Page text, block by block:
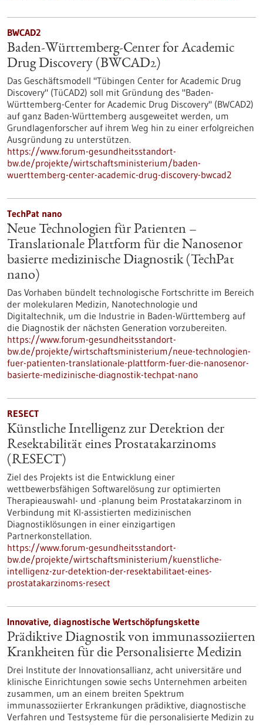
BWCAD2
Baden-Württemberg-Center for Academic
Drug Discovery (BWCAD2)
Das Geschäftsmodell "Tübingen Center for Academic Drug
Discovery" (TüCAD2) soll mit Gründung des "Baden-
Württemberg-Center for Academic Drug Discovery" (BWCAD2)
auf ganz Baden-Württemberg ausgeweitet werden, um
Grundlagenforscher auf ihrem Weg hin zu einer erfolgreichen
Ausgründung zu unterstützen.
https://www.forum-gesundheitsstandort-
bw.de/projekte/wirtschaftsministerium/baden-
wuerttemberg-center-academic-drug-discovery-bwcad2
TechPat nano
Neue Technologien für Patienten –
Translationale Plattform für die Nanosenor
basierte medizinische Diagnostik (TechPat
nano)
Das Vorhaben bündelt technologische Fortschritte im Bereich
der molekularen Medizin, Nanotechnologie und
Digitaltechnik, um die Industrie in Baden-Württemberg auf
die Diagnostik der nächsten Generation vorzubereiten.
https://www.forum-gesundheitsstandort-
bw.de/projekte/wirtschaftsministerium/neue-technologien-
fuer-patienten-translationale-plattform-fuer-die-nanosenor-
basierte-medizinische-diagnostik-techpat-nano
RESECT
Künstliche Intelligenz zur Detektion der
Resektabilität eines Prostatakarzinoms
(RESECT)
Ziel des Projekts ist die Entwicklung einer
wettbewerbsfähigen Softwarelösung zur optimierten
Therapieauswahl- und -planung beim Prostatakarzinom in
Verbindung mit KI-assistierten medizinischen
Diagnostiklösungen in einer einzigartigen
Partnerkonstellation.
https://www.forum-gesundheitsstandort-
bw.de/projekte/wirtschaftsministerium/kuenstliche-
intelligenz-zur-detektion-der-resektabilitaet-eines-
prostatakarzinoms-resect
Innovative, diagnostische Wertschöpfungskette
Prädiktive Diagnostik von immunassoziierten
Krankheiten für die Personalisierte Medizin
Drei Institute der Innovationsallianz, acht universitäre und
klinische Einrichtungen sowie sechs Unternehmen arbeiten
zusammen, um an einem breiten Spektrum
immunassoziierter Erkrankungen prädiktive, diagnostische
Verfahren und Testsysteme für die personalisierte Medizin zu